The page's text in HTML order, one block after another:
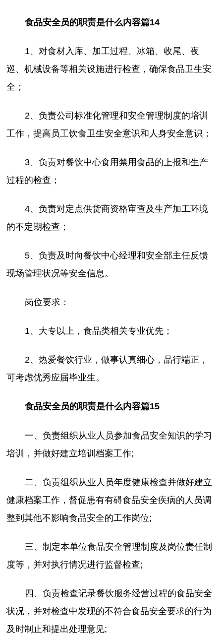
食品安全员的职责是什么内容篇14
1、对食材入库、加工过程、冰箱、收尾、夜
巡、机械设备等相关设施进行检查，确保食品卫生安
全；
2、负责公司标准化管理和安全管理制度的培训
工作，提高员工饮食卫生安全意识和人身安全意识；
3、负责对餐饮中心食用禁用食品的上报和生产
过程的检查；
4、负责对定点供货商资格审查及生产加工环境
的不定期检查；
5、负责及时向餐饮中心经理和安全部主任反馈
现场管理状况等安全信息。
岗位要求：
1、大专以上，食品类相关专业优先；
2、热爱餐饮行业，做事认真细心，品行端正，
可考虑优秀应届毕业生。
食品安全员的职责是什么内容篇15
一、负责组织从业人员参加食品安全知识的学习
培训，并做好建立培训档案工作;
二、负责组织从业人员年度健康检查并做好建立
健康档案工作，督促患有有碍食品安全疾病的人员调
整到其他不影响食品安全的工作岗位;
三、制定本单位食品安全管理制度及岗位责任制
度等，并对执行情况进行监督检查;
四、负责检查记录餐饮服务经营过程的食品安全
状况，并对检查中发现的不符合食品安全要求的行为
及时制止和提出处理意见;